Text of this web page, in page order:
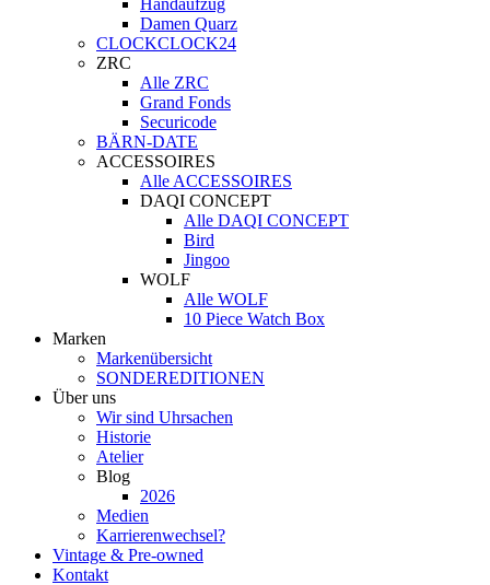
Damen Quarz
CLOCKCLOCK24
ZRC
Alle ZRC
Grand Fonds
Securicode
BÄRN-DATE
ACCESSOIRES
Alle ACCESSOIRES
DAQI CONCEPT
Alle DAQI CONCEPT
Bird
Jingoo
WOLF
Alle WOLF
10 Piece Watch Box
Marken
Markenübersicht
SONDEREDITIONEN
Über uns
Wir sind Uhrsachen
Historie
Atelier
Blog
2026
Medien
Karrierenwechsel?
Vintage & Pre-owned
Kontakt